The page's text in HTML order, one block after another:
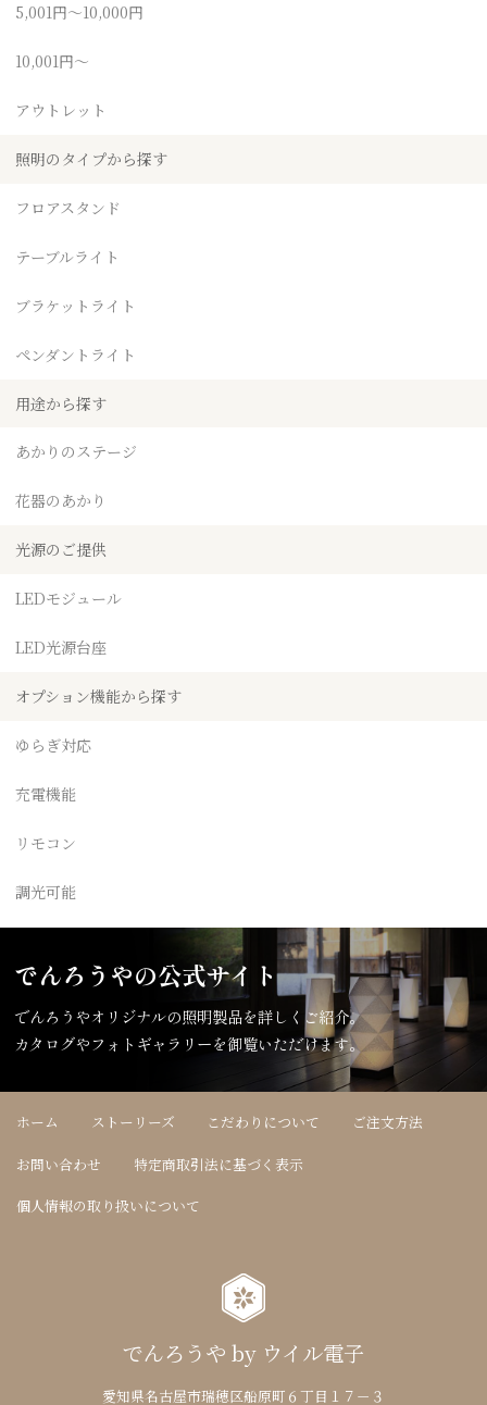
5,001円～10,000円
10,001円～
アウトレット
照明のタイプから探す
フロアスタンド
テーブルライト
ブラケットライト
ペンダントライト
用途から探す
あかりのステージ
花器のあかり
光源のご提供
LEDモジュール
LED光源台座
オプション機能から探す
ゆらぎ対応
充電機能
リモコン
調光可能
でんろうやの公式サイト
でんろうやオリジナルの照明製品を詳しくご紹介。
カタログやフォトギャラリーを御覧いただけます。
ホーム ストーリーズ こだわりについて ご注文方法
お問い合わせ 特定商取引法に基づく表示
個人情報の取り扱いについて
でんろうや by ウイル電子
愛知県名古屋市瑞穂区船原町６丁目１７－３